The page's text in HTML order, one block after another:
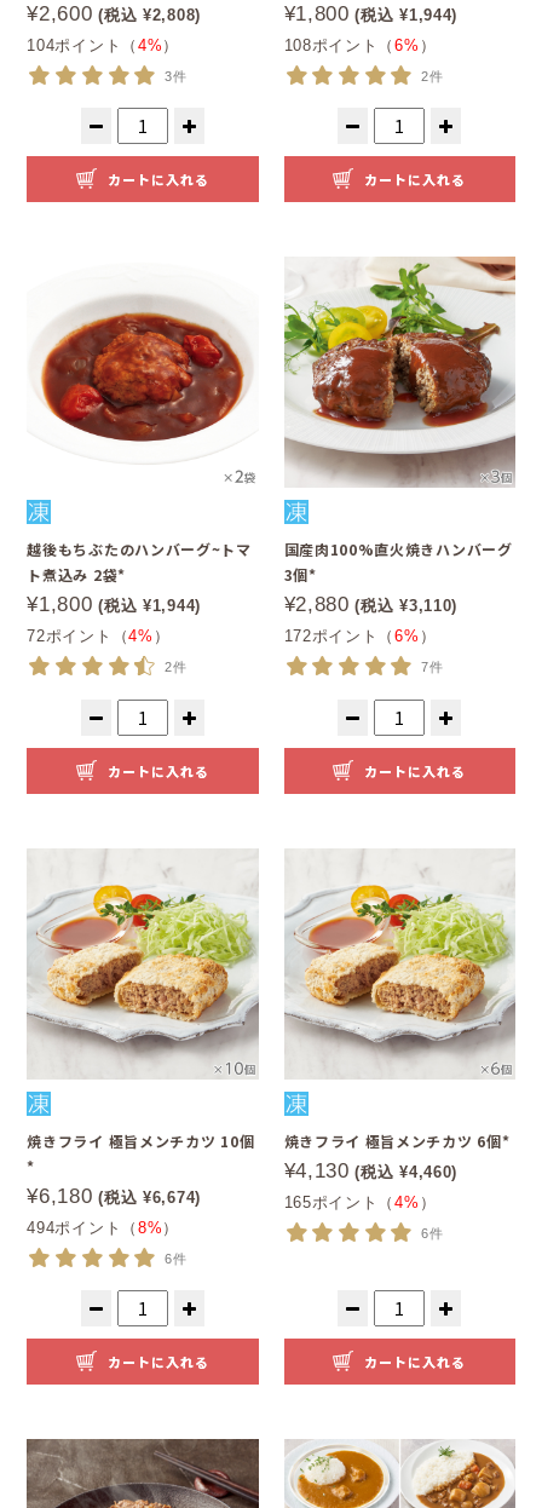
¥2,600 (税込 ¥2,808)
104ポイント（ 4% ）
3件
カートに入れる
¥1,800 (税込 ¥1,944)
108ポイント（6% ）
2件
カートに入れる
越後もちぶたのハンバーグ~トマ
ト煮込み 2袋*
¥1,800 (税込 ¥1,944)
72ポイント（4% ）
2件
カートに入れる
国産肉100%直火焼きハンバーグ
3個*
¥2,880 (税込 ¥3,110)
172ポイント（6% ）
7件
カートに入れる
焼きフライ 極旨メンチカツ 10個
*
¥6,180 (税込 ¥6,674)
494ポイント（ 8% ）
6件
カートに入れる
焼きフライ 極旨メンチカツ 6個*
¥4,130 (税込 ¥4,460)
165ポイント（4% ）
6件
カートに入れる